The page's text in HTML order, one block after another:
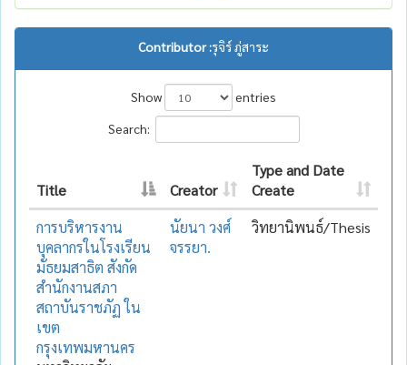
Contributor :รุจิร์ ภู่สาระ
Show
entries
Search:
Title Creator
Type and Date
Create
การบริหารงาน
บุคลากรในโรงเรียน
มัธยมสาธิต สังกัด
สำนักงานสภา
สถาบันราชภัฏ ใน
เขต
กรุงเทพมหานคร
นัยนา วงศ์
จรรยา.
วิทยานิพนธ์/Thesis